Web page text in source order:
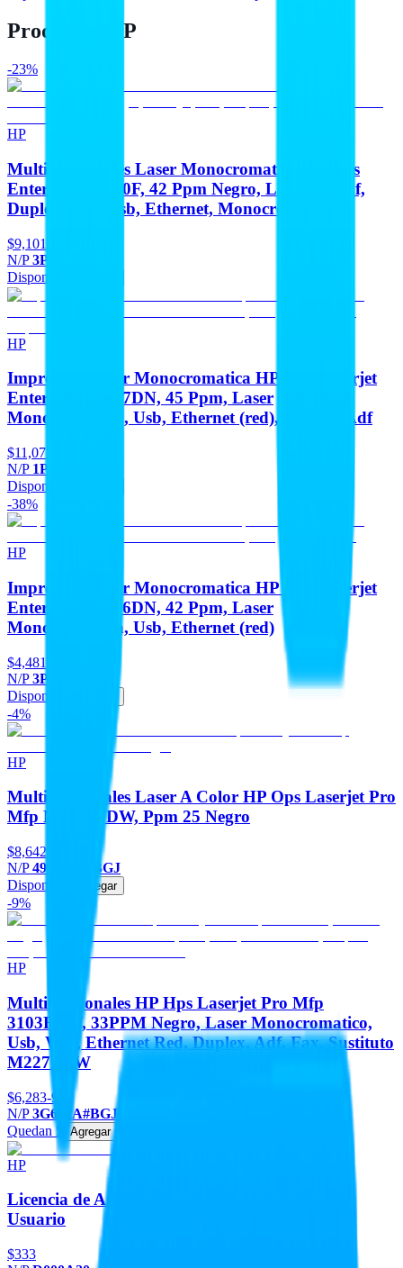
Productos HP
-23%
HP
Multifuncionales Laser Monocromatica HP Ops
Enterprise M430F, 42 Ppm Negro, Laserjet, Adf,
Duplex, Fax, Usb, Ethernet, Monocromatica
$9,101
N/P3PZ55A#BGJ
Disponible
HP
Impresora Laser Monocromatica HP Ops Laserjet
Enterprise M507DN, 45 Ppm, Laser
Monocromatica, Usb, Ethernet (red), Duplex, Adf
$11,072
N/P 1PV87A#BGJ
Disponible
-38%
HP
Impresora Laser Monocromatica HP Ops Laserjet
Enterprise M406DN, 42 Ppm, Laser
Monocromatica, Usb, Ethernet (red)
$4,481
N/P3PZ15A#BGJ
Disponible
-4%
HP
Multifuncionales Laser A Color HP Ops Laserjet Pro
Mfp M3303FDW, Ppm 25 Negro
$8,642
N/P499M8A#BGJ
Disponible
Agregar
-9%
HP
Multifuncionales HP Hps Laserjet Pro Mfp
3103FDW, 33PPM Negro, Laser Monocromatico,
Usb, Wifi, Ethernet Red, Duplex, Adf, Fax, Sustituto
M227FDW
$6,283-9%
N/P3G632A#BGJ
Quedan 5
Agregar
HP
Licencia de Antivirus Bitdefender HP para 1
Usuario
$333